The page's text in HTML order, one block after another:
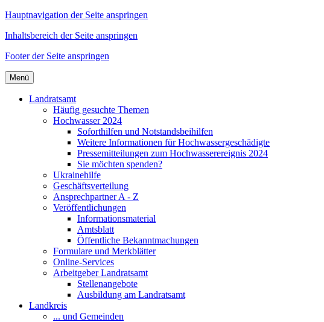
Hauptnavigation der Seite anspringen
Inhaltsbereich der Seite anspringen
Footer der Seite anspringen
Menü
Landratsamt
Häufig gesuchte Themen
Hochwasser 2024
Soforthilfen und Notstandsbeihilfen
Weitere Informationen für Hochwassergeschädigte
Pressemitteilungen zum Hochwasserereignis 2024
Sie möchten spenden?
Ukrainehilfe
Geschäftsverteilung
Ansprechpartner A - Z
Veröffentlichungen
Informationsmaterial
Amtsblatt
Öffentliche Bekanntmachungen
Formulare und Merkblätter
Online-Services
Arbeitgeber Landratsamt
Stellenangebote
Ausbildung am Landratsamt
Landkreis
... und Gemeinden